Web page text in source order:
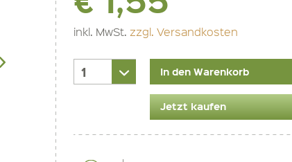
inkl. MwSt. zzgl. Versandkosten
In den Warenkorb
Jetzt kaufen